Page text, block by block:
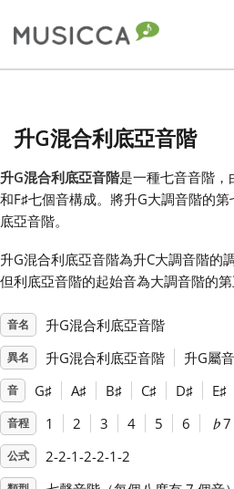
Български
Dansk
Deutsch
English
Español
升G混合利底亞音階
升G混合利底亞音階是一種七音音階，
和F♯七個音構成。將升G大調音階的
底亞音階。
升G混合利底亞音階為升C大調音階的
但利底亞音階的起始音為大調音階的第
音名 升G混合利底亞音階
異名 升G混合利底亞音階 升G屬
音 G♯ A♯ B♯ C♯ D♯ E♯
音程 1 2 3 4 5 6 ♭7
公式 2-2-1-2-2-1-2